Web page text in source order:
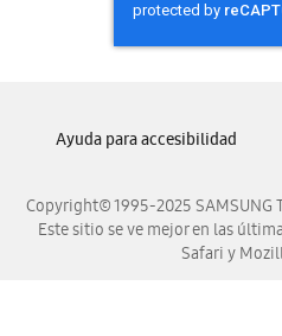
Samsung
Samsung
Samsung
Copyright© 1995-2025 SAMSUNG
Este sitio se ve mejor en las
Safari y
Ayuda para accesibilidad